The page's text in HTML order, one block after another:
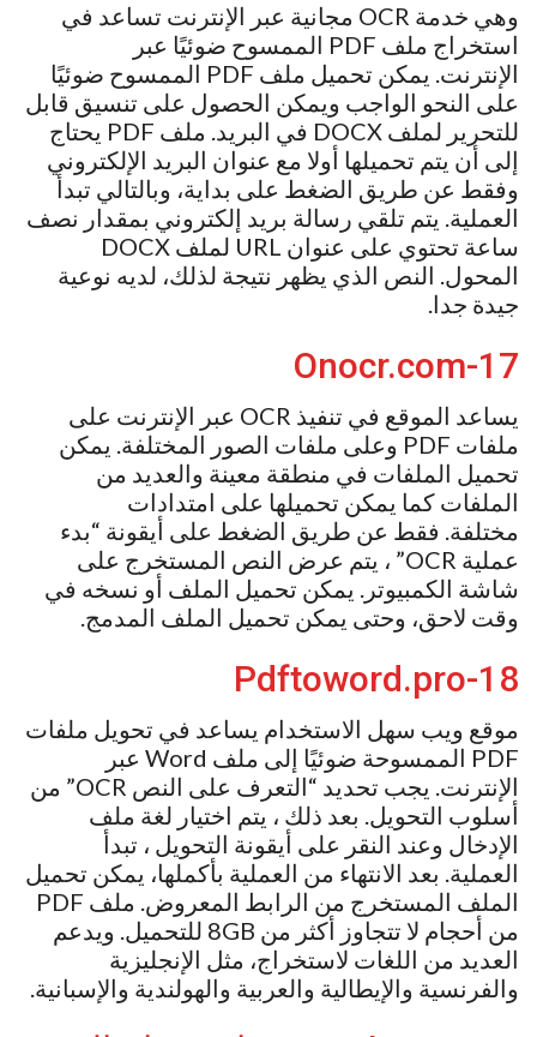
وهي خدمة OCR مجانية عبر الإنترنت تساعد في
استخراج ملف PDF الممسوح ضوئيًا عبر
الإنترنت. يمكن تحميل ملف PDF الممسوح ضوئيًا
على النحو الواجب ويمكن الحصول على تنسيق قابل
للتحرير لملف DOCX في البريد. ملف PDF يحتاج
إلى أن يتم تحميلها أولا مع عنوان البريد الإلكتروني
وفقط عن طريق الضغط على بداية، وبالتالي تبدأ
العملية. يتم تلقي رسالة بريد إلكتروني بمقدار نصف
ساعة تحتوي على عنوان URL لملف DOCX
المحول. النص الذي يظهر نتيجة لذلك، لديه نوعية
جيدة جدا.
17-Onocr.com
يساعد الموقع في تنفيذ OCR عبر الإنترنت على
ملفات PDF وعلى ملفات الصور المختلفة. يمكن
تحميل الملفات في منطقة معينة والعديد من
الملفات كما يمكن تحميلها على امتدادات
مختلفة. فقط عن طريق الضغط على أيقونة “بدء
عملية OCR” ، يتم عرض النص المستخرج على
شاشة الكمبيوتر. يمكن تحميل الملف أو نسخه في
وقت لاحق، وحتى يمكن تحميل الملف المدمج.
18-Pdftoword.pro
موقع ويب سهل الاستخدام يساعد في تحويل ملفات
PDF الممسوحة ضوئيًا إلى ملف Word عبر
الإنترنت. يجب تحديد “التعرف على النص OCR” من
أسلوب التحويل. بعد ذلك ، يتم اختيار لغة ملف
الإدخال وعند النقر على أيقونة التحويل ، تبدأ
العملية. بعد الانتهاء من العملية بأكملها، يمكن تحميل
الملف المستخرج من الرابط المعروض. ملف PDF
من أحجام لا تتجاوز أكثر من 8GB للتحميل. ويدعم
العديد من اللغات لاستخراج، مثل الإنجليزية
والفرنسية والإيطالية والعربية والهولندية والإسبانية.